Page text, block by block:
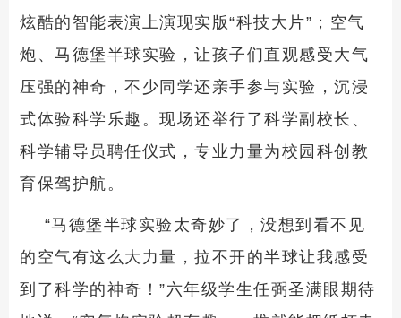
炫酷的智能表演上演现实版“科技大片”；空气
炮、马德堡半球实验，让孩子们直观感受大气
压强的神奇，不少同学还亲手参与实验，沉浸
式体验科学乐趣。现场还举行了科学副校长、
科学辅导员聘任仪式，专业力量为校园科创教
育保驾护航。
“马德堡半球实验太奇妙了，没想到看不见
的空气有这么大力量，拉不开的半球让我感受
到了科学的神奇！”六年级学生任弼圣满眼期待